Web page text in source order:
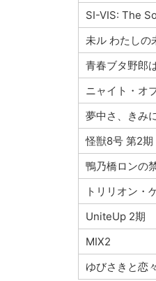
SI-VIS: The
未ル わたしの
青春ブタ野郎
ニャイト・オ
夢中さ、きみに
怪獣8号 第2期
鴨乃橋ロンの
トリリオン・
UniteUp 2期
MIX2
ゆびさきと恋々